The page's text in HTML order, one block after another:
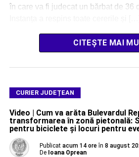
în care va fi judecat un bărbat de 36
CITEȘTE MAI
CURIER JUDEȚEAN
Video | Cum va arăta Bulevardul
transformarea în zonă pietonală:
pentru biciclete și locuri pentru
Publicat acum 14 ore în 8 august
De Ioana Oprean